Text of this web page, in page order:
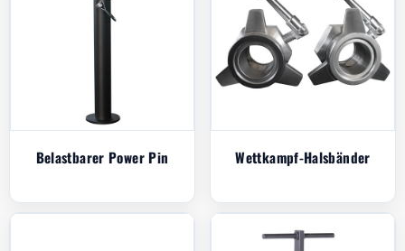
Belastbarer Power Pin Wettkampf-Halsbänder